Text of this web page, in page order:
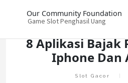
Our Community Foundation
Game Slot Penghasil Uang
8 Aplikasi Bajak
Iphone Dan
Slot Gacor